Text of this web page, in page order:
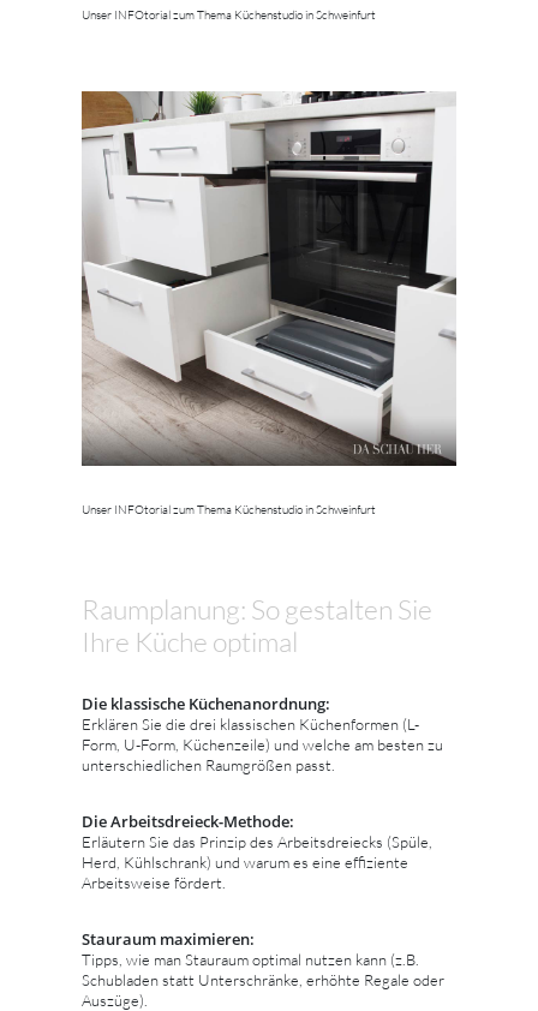
Unser INFOtorial zum Thema Küchenstudio in Schweinfurt
Unser INFOtorial zum Thema Küchenstudio in Schweinfurt
Raumplanung: So gestalten Sie
Ihre Küche optimal
Die klassische Küchenanordnung:
Erklären Sie die drei klassischen Küchenformen (L-
Form, U-Form, Küchenzeile) und welche am besten zu
unterschiedlichen Raumgrößen passt.
Die Arbeitsdreieck-Methode:
Erläutern Sie das Prinzip des Arbeitsdreiecks (Spüle,
Herd, Kühlschrank) und warum es eine effiziente
Arbeitsweise fördert.
Stauraum maximieren:
Tipps, wie man Stauraum optimal nutzen kann (z.B.
Schubladen statt Unterschränke, erhöhte Regale oder
Auszüge).